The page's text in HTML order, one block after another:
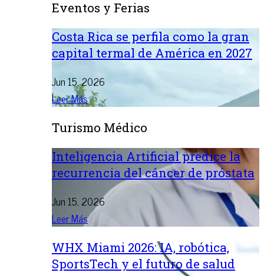
Eventos y Ferias
Costa Rica se perfila como la gran
capital termal de América en 2027
Jun 15, 2026
Leer Más
Turismo Médico
Inteligencia Artificial predice la
recurrencia del cáncer de próstata
Jun 15, 2026
Leer Más
WHX Miami 2026: IA, robótica,
SportsTech y el futuro de salud